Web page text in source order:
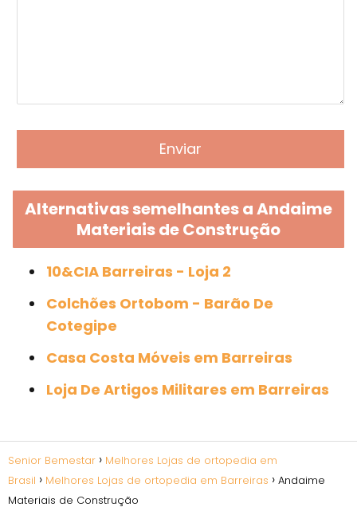
Alternativas semelhantes a Andaime
Materiais de Construção
10&CIA Barreiras - Loja 2
Colchões Ortobom - Barão De
Cotegipe
Casa Costa Móveis em Barreiras
Loja De Artigos Militares em Barreiras
Senior Bemestar
Melhores Lojas de ortopedia em
Brasil
Melhores Lojas de ortopedia em Barreiras
Andaime
Materiais de Construção